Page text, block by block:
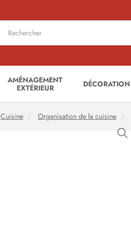
AMÉNAGEMENT
EXTÉRIEUR
DÉCORATION
Cuisine Organisation de la cuisine